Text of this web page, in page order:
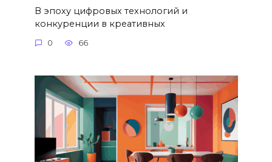
В эпоху цифровых технологий и
конкуренции в креативных
0 66